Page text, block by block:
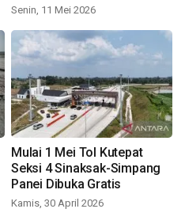
Senin, 11 Mei 2026
Mulai 1 Mei Tol Kutepat
Seksi 4 Sinaksak-Simpang
Panei Dibuka Gratis
Kamis, 30 April 2026